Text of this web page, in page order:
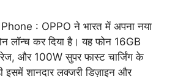
: OPPO ने भारत में अपना नया
लॉन्च कर दिया है। यह फोन 16GB
और 100W सुपर फास्ट चार्जिंग के
इसमें शानदार लक्जरी डिज़ाइन और